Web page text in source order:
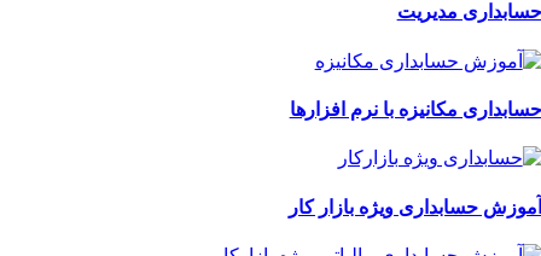
حسابداری مدیریت
حسابداری مکانیزه با نرم افزارها
آموزش حسابداری ویژه بازار کار